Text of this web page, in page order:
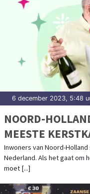
6 december 2023, 5:48
NOORD-
MEESTE
Inwoners van Noord-
Nederland. Als het gaat om
moet [...]